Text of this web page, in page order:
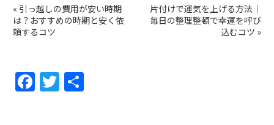
« 引っ越しの費用が安い時期
は？おすすめの時期と安く依
頼するコツ
片付けで運気を上げる方法｜
毎日の整理整頓で幸運を呼び
込むコツ »
F
a
T
w